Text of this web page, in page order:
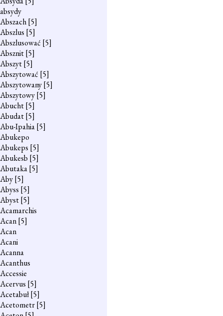
absydy
Abszach[5]
Abszlus [5]
Abszlusować [5]
Absznit[5]
Abszyt[5]
Abszytować [5]
Abszytowany[5]
Abszytowy[5]
Abucht[5]
Abudat[5]
Abu-Ipahia[5]
Abukepo
Abukeps [5]
Abukesb [5]
Abutaka[5]
Aby[5]
Abyss [5]
Abyst[5]
Acamarchis
Acan[5]
Acan
Acani
Acanna
Acanthus
Accessie
Acervus [5]
Acetabuł[5]
Acetometr[5]